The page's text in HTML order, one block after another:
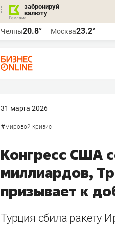
забронируй
валюту
Челны20.8° Москва23.2°
31 марта 2026
#мировой кризис
Конгресс США
миллиардов,
призывает к
Турция сбила ракету